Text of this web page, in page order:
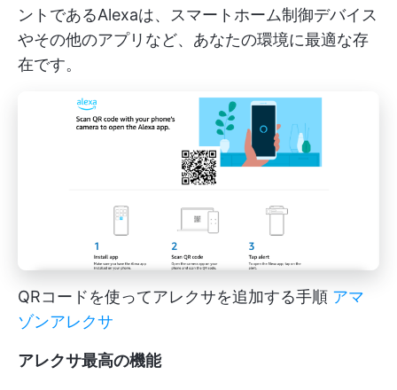
ントであるAlexaは、スマートホーム制御デバイス
やその他のアプリなど、あなたの環境に最適な存
在です。
QRコードを使ってアレクサを追加する手順 アマ
ゾンアレクサ
アレクサ最高の機能